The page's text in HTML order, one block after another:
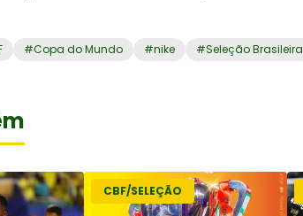
#Copa do Mundo #nike #Seleção Brasileira
CBF/SELEÇÃO